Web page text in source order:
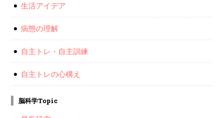
生活アイデア
病態の理解
自主トレ・自主訓練
自主トレの心構え
脳科学Topic